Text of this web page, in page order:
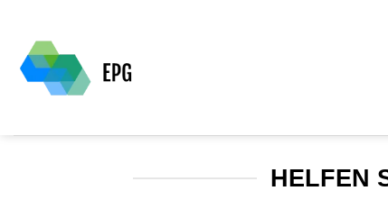
springen
HELFEN